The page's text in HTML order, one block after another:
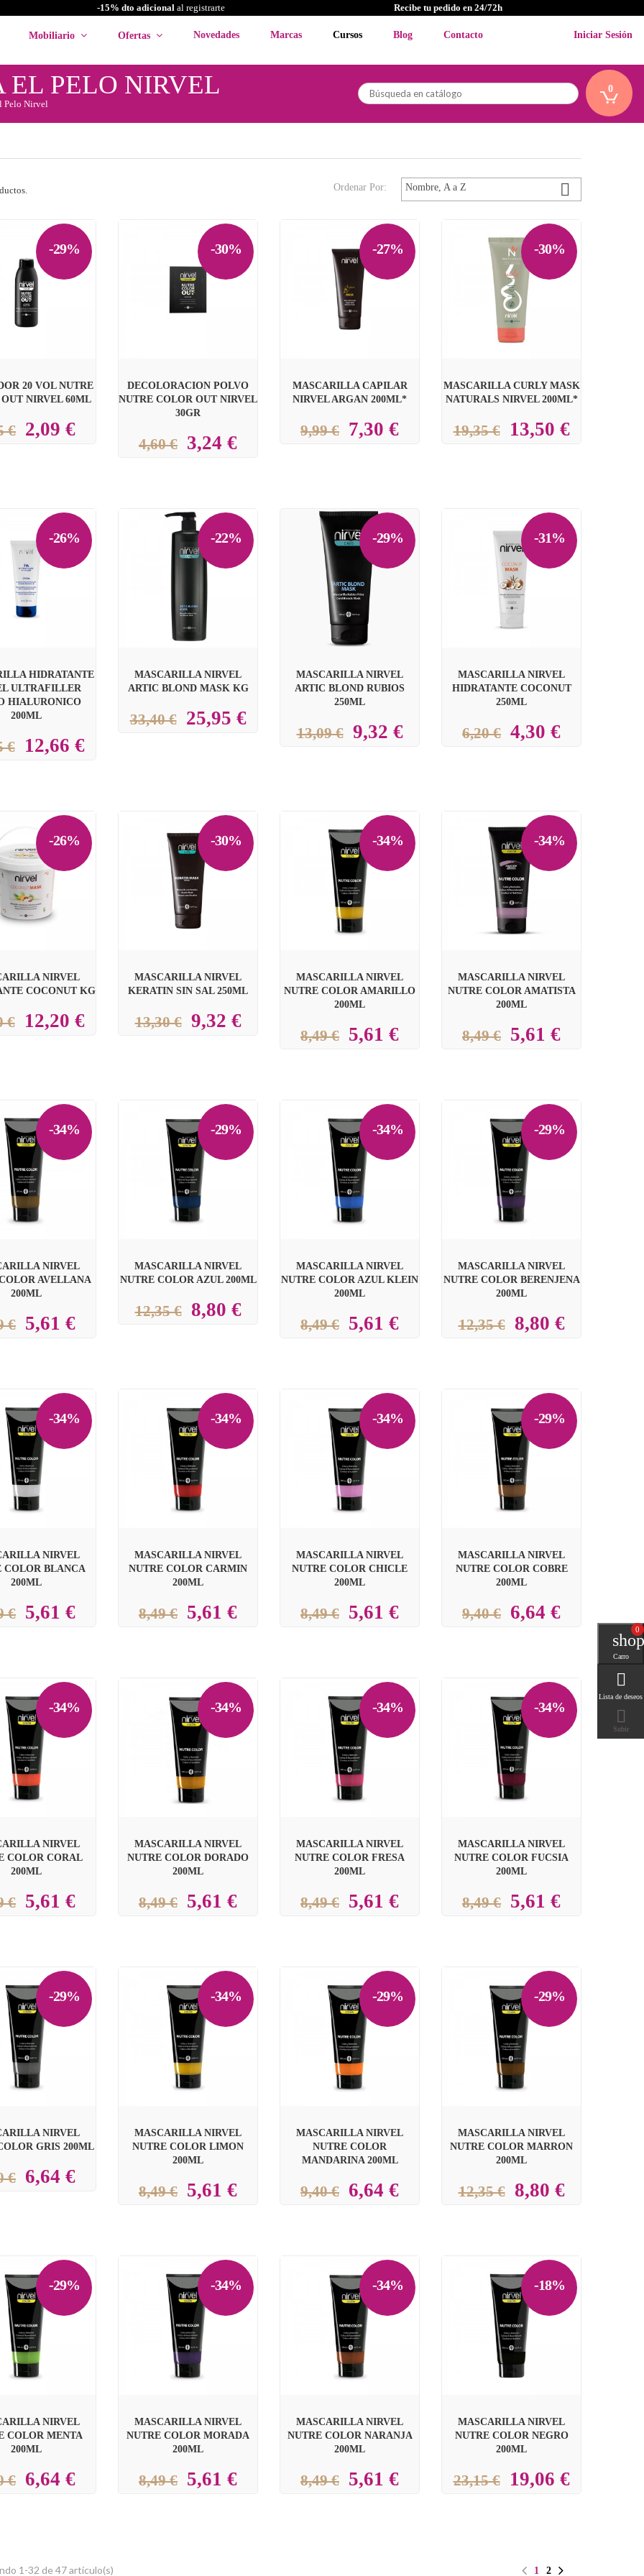
-15% dto adicionalal registrarte Recibe tu pedido en 24/72h
Mobiliario Ofertas Novedades Marcas Cursos Blog Contacto Iniciar Sesión
0
PELO NIRVEL
Pelo Nirvel
Ordenar Por: Nombre, A a Z 
-29%

20 VOL NUTRE
NIRVEL 60ML
€ 2,09 €
-30%
DECOLORACION POLVO
NUTRE COLOR OUT NIRVEL
30GR
4,60 € 3,24 €
-27%

MASCARILLA CAPILAR
NIRVEL ARGAN 200ML*
9,99 € 7,30 €
-30%

MASCARILLA CURLY MASK
NATURALS NIRVEL 200ML*
19,35 € 13,50 €
-26%

HIDRATANTE
ULTRAFILLER
HIALURONICO
200ML
€ 12,66 €
-22%

MASCARILLA NIRVEL
ARTIC BLOND MASK KG
33,40 € 25,95 €
-29%

MASCARILLA NIRVEL
ARTIC BLOND RUBIOS
250ML
13,09 € 9,32 €
-31%

MASCARILLA NIRVEL
HIDRATANTE COCONUT
250ML
6,20 € 4,30 €
-26%

NIRVEL
COCONUT KG
€ 12,20 €
-30%

MASCARILLA NIRVEL
KERATIN SIN SAL 250ML
13,30 € 9,32 €
-34%

MASCARILLA NIRVEL
NUTRE COLOR AMARILLO
200ML
8,49 € 5,61 €
-34%

MASCARILLA NIRVEL
NUTRE COLOR AMATISTA
200ML
8,49 € 5,61 €
-34%

NIRVEL
AVELLANA
200ML
€ 5,61 €
-29%

MASCARILLA NIRVEL
NUTRE COLOR AZUL 200ML
12,35 € 8,80 €
-34%

MASCARILLA NIRVEL
NUTRE COLOR AZUL KLEIN
200ML
8,49 € 5,61 €
-29%

MASCARILLA NIRVEL
NUTRE COLOR BERENJENA
200ML
12,35 € 8,80 €
-34%

NIRVEL
COLOR BLANCA
200ML
€ 5,61 €
-34%

MASCARILLA NIRVEL
NUTRE COLOR CARMIN
200ML
8,49 € 5,61 €
-34%

MASCARILLA NIRVEL
NUTRE COLOR CHICLE
200ML
8,49 € 5,61 €
-29%

MASCARILLA NIRVEL
NUTRE COLOR COBRE
200ML
9,40 € 6,64 €
-34%

NIRVEL
COLOR CORAL
200ML
€ 5,61 €
-34%

MASCARILLA NIRVEL
NUTRE COLOR DORADO
200ML
8,49 € 5,61 €
-34%

MASCARILLA NIRVEL
NUTRE COLOR FRESA
200ML
8,49 € 5,61 €
-34%

MASCARILLA NIRVEL
NUTRE COLOR FUCSIA
200ML
8,49 € 5,61 €
-29%

NIRVEL
GRIS 200ML
€ 6,64 €
-34%

MASCARILLA NIRVEL
NUTRE COLOR LIMON
200ML
8,49 € 5,61 €
-29%

MASCARILLA NIRVEL
NUTRE COLOR
MANDARINA 200ML
9,40 € 6,64 €
-29%

MASCARILLA NIRVEL
NUTRE COLOR MARRON
200ML
12,35 € 8,80 €
-29%

NIRVEL
COLOR MENTA
200ML
€ 6,64 €
-34%

MASCARILLA NIRVEL
NUTRE COLOR MORADA
200ML
8,49 € 5,61 €
-34%

MASCARILLA NIRVEL
NUTRE COLOR NARANJA
200ML
8,49 € 5,61 €
-18%

MASCARILLA NIRVEL
NUTRE COLOR NEGRO
200ML
23,15 € 19,06 €
1-32 de 47 artículo(s) 1 2
Carro
0

Lista de deseos
0

Subir